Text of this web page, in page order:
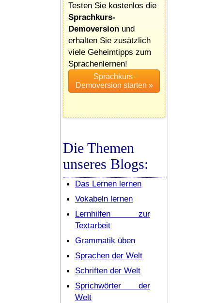
Testen Sie kostenlos die
Sprachkurs-
Demoversion und
erhalten Sie zusätzlich
viele Geheimtipps zum
Sprachenlernen!
Die Themen
unseres Blogs:
Das Lernen lernen
Vokabeln lernen
Lernhilfen zur
Textarbeit
Grammatik üben
Sprachen der Welt
Schriften der Welt
Sprichwörter der
Welt